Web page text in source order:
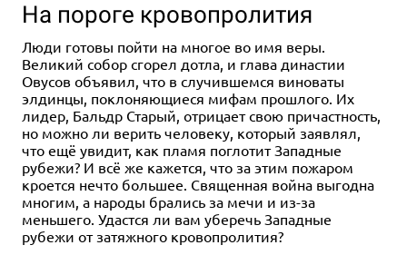
На пороге кровопролития
Люди готовы пойти на многое во имя веры.
Великий собор сгорел дотла, и глава династии
Овусов объявил, что в случившемся виноваты
элдинцы, поклоняющиеся мифам прошлого. Их
лидер, Бальдр Старый, отрицает свою причастность,
но можно ли верить человеку, который заявлял,
что ещё увидит, как пламя поглотит Западные
рубежи? И всё же кажется, что за этим пожаром
кроется нечто большее. Священная война выгодна
многим, а народы брались за мечи и из-за
меньшего. Удастся ли вам уберечь Западные
рубежи от затяжного кровопролития?